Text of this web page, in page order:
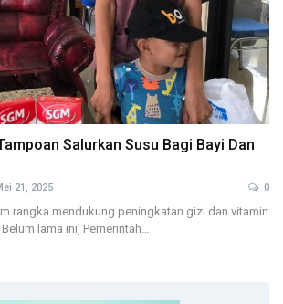
Salurkan Susu Bagi Bayi Dan
21, 2025 0
rangka mendukung peningkatan gizi dan vitamin
lama ini, Pemerintah…